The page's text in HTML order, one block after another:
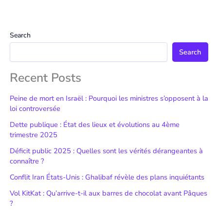
Search
Search
Recent Posts
Peine de mort en Israël : Pourquoi les ministres s’opposent à la
loi controversée
Dette publique : État des lieux et évolutions au 4ème
trimestre 2025
Déficit public 2025 : Quelles sont les vérités dérangeantes à
connaître ?
Conflit Iran États-Unis : Ghalibaf révèle des plans inquiétants
Vol KitKat : Qu’arrive-t-il aux barres de chocolat avant Pâques
?